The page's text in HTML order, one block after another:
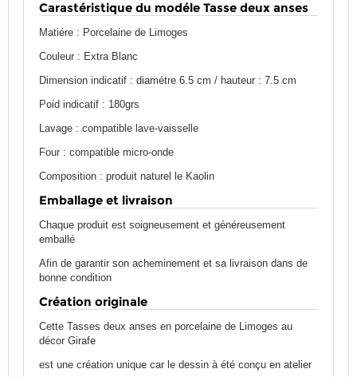
Carastéristique du modéle Tasse deux anses
Matiére : Porcelaine de Limoges
Couleur : Extra Blanc
Dimension indicatif : diamétre 6.5 cm / hauteur : 7.5 cm
Poid indicatif : 180grs
Lavage : compatible lave-vaisselle
Four : compatible micro-onde
Composition : produit naturel le Kaolin
Emballage et livraison
Chaque produit est soigneusement et généreusement
emballé
Afin de garantir son acheminement et sa livraison dans de
bonne condition
Création originale
Cette Tasses deux anses en porcelaine de Limoges au
décor Girafe
est une création unique car le dessin à été conçu en atelier